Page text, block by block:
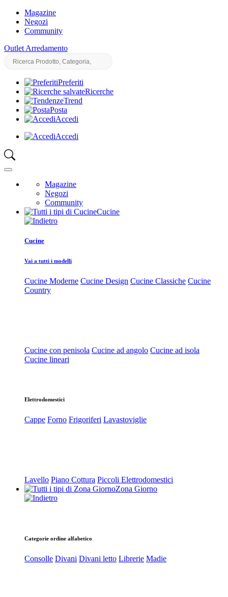
Magazine
Negozi
Community
Outlet Arredamento
Preferiti
Ricerche
Trend
Posta
Accedi
Accedi
Magazine
Negozi
Community
Cucine
Cucine
Vai a tutti i modelli
Cucine Moderne Cucine Design Cucine Classiche Cucine
Country
Cucine con penisola Cucine ad angolo Cucine ad isola
Cucine lineari
Elettrodomestici
Cappe Forno Frigoriferi Lavastoviglie
Lavello Piano Cottura Piccoli Elettrodomestici
Zona Giorno
Categorie ordine alfabetico
Consolle Divani Divani letto Librerie Madie